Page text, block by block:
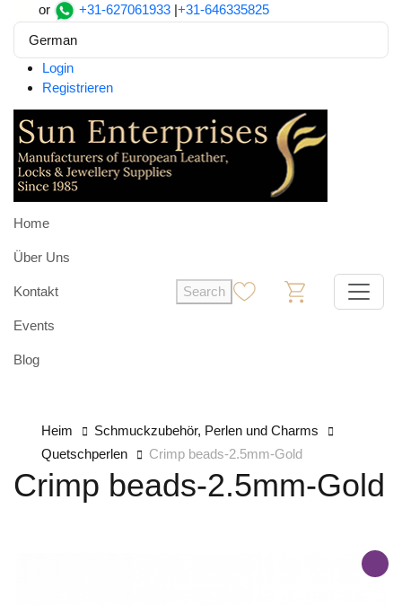
or +31-627061933 |+31-646335825
German
Login
Registrieren
Home
Über Uns
Kontakt
Events
Blog
Search
Heim
Schmuckzubehör, Perlen und Charms
Quetschperlen
Crimp beads-2.5mm-Gold
Crimp beads-2.5mm-Gold